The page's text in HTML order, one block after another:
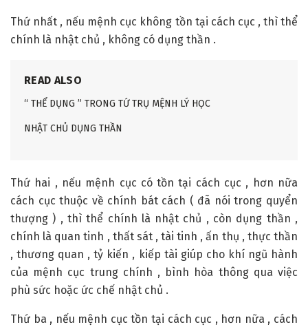
Thứ nhất , nếu mệnh cục không tồn tại cách cục , thì thể
chính là nhật chủ , không có dụng thần .
READ ALSO
“ THỂ DỤNG ” TRONG TỨ TRỤ MỆNH LÝ HỌC
NHẬT CHỦ DỤNG THẦN
Thứ hai , nếu mệnh cục có tồn tại cách cục , hơn nữa
cách cục thuộc về chính bát cách ( đã nói trong quyển
thượng ) , thì thể chính là nhật chủ , còn dụng thần ,
chính là quan tinh , thất sát , tài tinh , ấn thụ , thực thần
, thương quan , tỷ kiến , kiếp tài giúp cho khí ngũ hành
của mệnh cục trung chính , bình hòa thông qua việc
phù sức hoặc ức chế nhật chủ .
Thứ ba , nếu mệnh cục tồn tại cách cục , hơn nữa , cách